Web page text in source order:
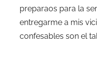
preparaos para la
entregarme a mis
confesables son el